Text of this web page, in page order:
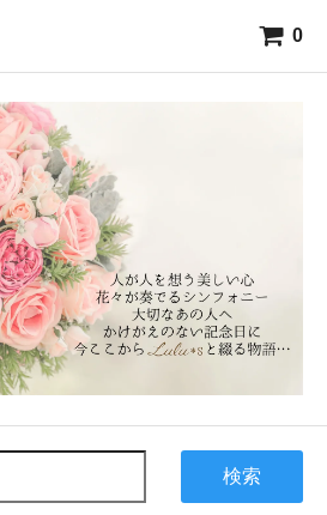
0
検索